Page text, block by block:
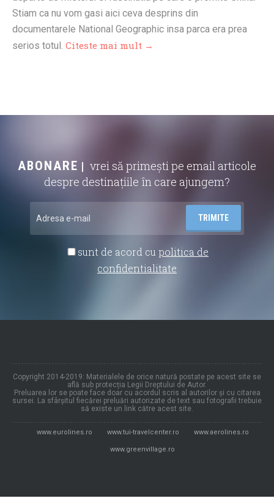
Stiam ca nu vom gasi aici ceva desprins din
documentarele National Geographic insa parca era prea
serios totul. Citeste mai mult →
ABONARE
vrei să primești pe email articole
despre destinațiile în care ajungem?
sunt de acord cu politica de
confidentialitate
Copyright 2014-2019: Materialele de orice natură postate pe acest site se
află sub protecția Legii Dreptului de Autor.
Preluarea lor se poate face doar cu acordul scris al autorilor și cu citarea
sursei. La sfârșitul fiecărei preluări autorizate de text sau fotografii trebuie
să existe un link către acest site.
www.eurolines.ro www.tui-travelcenter.ro www.aerolines.ro
www.greenvillage.ro